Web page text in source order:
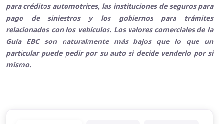
para créditos automotrices, las instituciones de seguros para
pago de siniestros y los gobiernos para trámites
relacionados con los vehículos. Los valores comerciales de la
Guía EBC son naturalmente más bajos que lo que un
particular puede pedir por su auto si decide venderlo por si
mismo.